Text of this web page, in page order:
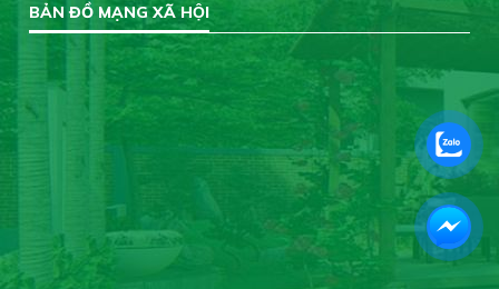
BẢN ĐỒ MẠNG XÃ HỘI